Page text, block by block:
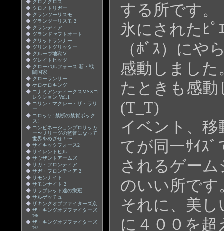
◆ クロノクロス
◆ クロノトリガー
◆ グランツーリスモ
◆ グランツーリスモ 2
◆ グランディア
◆ グランドセフトオート
◆ グリッドランナー
◆ グリントグリッター
◆ グルーヴ地獄Ⅴ
◆ グレイトヒッツ
◆ グローバルフォース 新・戦
闘国家
◆ グローランサー
◆ ケロケロキング
◆ コナミアンティークスMSXコ
レクション Vol.1
◆ コリン・マクレー・ザ・ラリ
ー
◆ コロッケ! 禁断の禁貨ボック
ス!
◆ コンビネーションプロサッカ
ー〜Ｊリーグの監督になって
世界をめざせ！〜
◆ サイキックフォース2
◆ サイレントヒル
◆ サウザントアームズ
◆ サガ・フロンティア
◆ サガ・フロンティア 2
◆ サモンナイト
◆ サモンナイト 2
◆ サラブレッド達の栄冠
◆ サルゲッチュ
◆ ザキングオブファイターズ京
◆ ザ・キングオブファイターズ
'96
◆ ザ・キングオブファイターズ
'97
する所です。
氷にされたﾋﾟ
（ﾎﾞｽ）にや
感動しました
たときも感
(T_T)
イベント、
てが同一ｻｲｽ
されるゲー
のいい所です
それに、美し
に４００を